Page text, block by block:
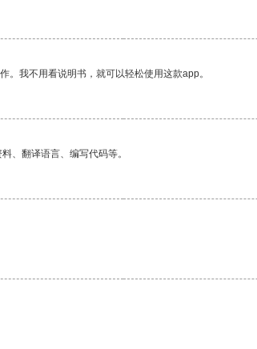
我不用看说明书，就可以轻松使用这款app。
、翻译语言、编写代码等。